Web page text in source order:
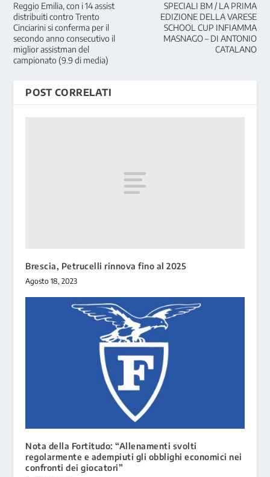
Reggio Emilia, con i 14 assist
distribuiti contro Trento
Cinciarini si conferma per il
secondo anno consecutivo il
miglior assistman del
campionato (9.9 di media)
SPECIALI BM / LA PRIMA
EDIZIONE DELLA VARESE
SCHOOL CUP INFIAMMA
MASNAGO – DI ANTONIO
CATALANO
POST CORRELATI
Brescia, Petrucelli rinnova fino al 2025
Agosto 18, 2023
Nota della Fortitudo: “Allenamenti svolti
regolarmente e adempiuti gli obblighi economici nei
confronti dei giocatori”